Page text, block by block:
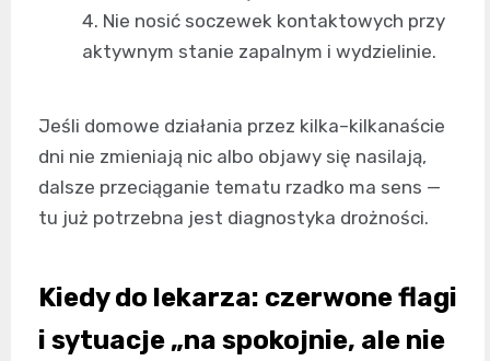
Nie nosić soczewek kontaktowych przy
aktywnym stanie zapalnym i wydzielinie.
Jeśli domowe działania przez kilka–kilkanaście
dni nie zmieniają nic albo objawy się nasilają,
dalsze przeciąganie tematu rzadko ma sens —
tu już potrzebna jest diagnostyka drożności.
Kiedy do lekarza: czerwone flagi
i sytuacje „na spokojnie, ale nie